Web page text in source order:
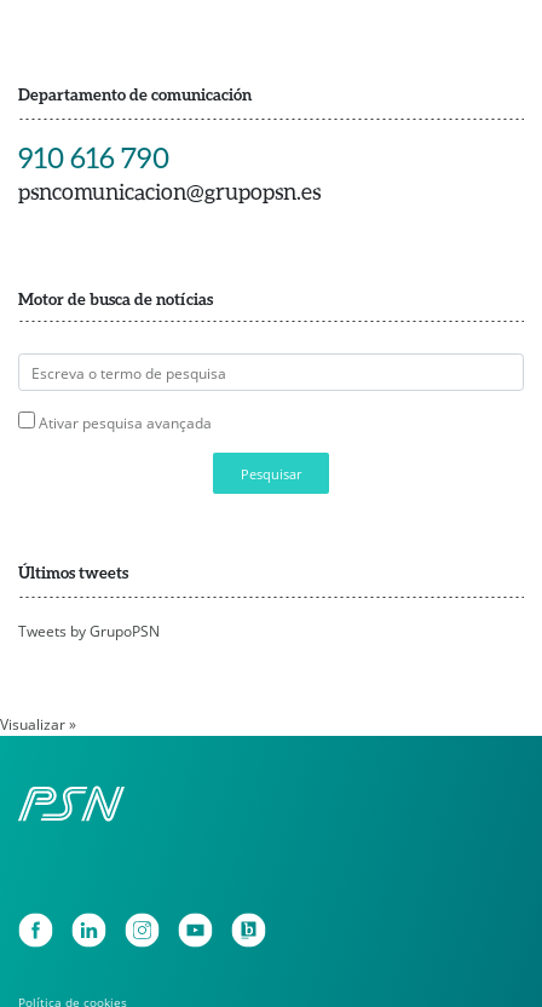
Departamento de comunicación
910 616 790
psncomunicacion@grupopsn.es
Motor de busca de notícias
Ativar pesquisa avançada
Pesquisar
Últimos tweets
Tweets by GrupoPSN
Visualizar »
Política de cookies